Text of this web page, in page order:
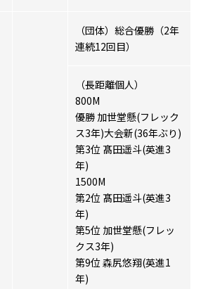
（団体）総合優勝（2年
連続12回目）
（長距離個人）
800M
優勝 加世堂懸(フレック
ス3年)大会新(36年ぶり)
第3位 髙田遥斗(英進3
年)
1500M
第2位 髙田遥斗(英進3
年)
第5位 加世堂懸(フレッ
クス3年)
第9位 森尻悠翔(英進1
年)